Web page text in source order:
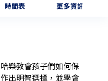
時間表 更多資訊
樂教會孩子們如何保
出明智選擇，並學會